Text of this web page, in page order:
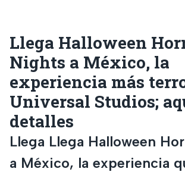
Llega Halloween
Nights a México, la
experiencia más
Universal Studios;
detalles
Llega Llega Halloween
a México, la experiencia